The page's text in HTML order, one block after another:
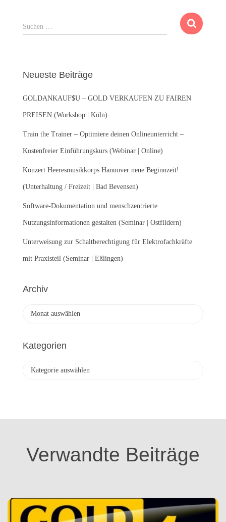
S
u
n
a
c
:
Suchen …
Neueste Beiträge
GOLDANKAUF$U – GOLD VERKAUFEN ZU FAIREN
PREISEN (Workshop | Köln)
Train the Trainer – Optimiere deinen Onlineunterricht –
Kostenfreier Einführungskurs (Webinar | Online)
Konzert Heeresmusikkorps Hannover neue Beginnzeit!
(Unterhaltung / Freizeit | Bad Bevensen)
Software-Dokumentation und menschzentrierte
Nutzungsinformationen gestalten (Seminar | Ostfildern)
Unterweisung zur Schaltberechtigung für Elektrofachkräfte
mit Praxisteil (Seminar | Eßlingen)
Archiv
h
Kategorien
o
Verwandte Beiträge